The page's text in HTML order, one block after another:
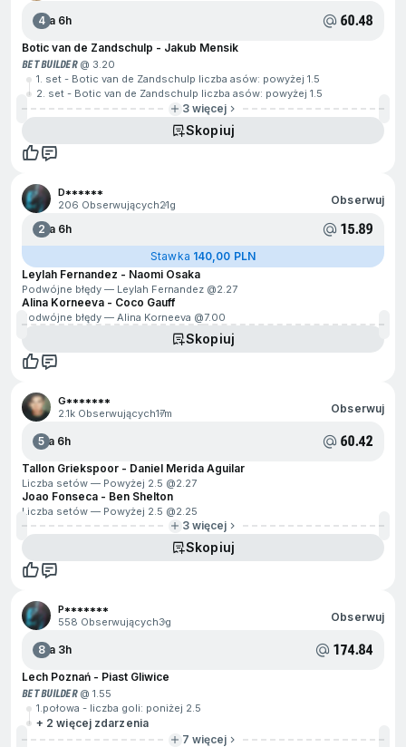
4Za 6h 60.48
Botic van de Zandschulp - Jakub Mensik
BET BUILDER@ 3.20
1. set - Botic van de Zandschulp liczba asów: powyżej 1.5
2. set - Botic van de Zandschulp liczba asów: powyżej 1.5
3 więcej
Skopiuj
D******
206 Obserwujących21g Obserwuj
2Za 6h 15.89
Stawka 140,00 PLN
Leylah Fernandez - Naomi Osaka
Podwójne błędy — Leylah Fernandez @2.27
Alina Korneeva - Coco Gauff
Podwójne błędy — Alina Korneeva @7.00
Skopiuj
G*******
2.1k Obserwujących17m Obserwuj
5Za 6h 60.42
Tallon Griekspoor - Daniel Merida Aguilar
Liczba setów — Powyżej 2.5 @2.27
Joao Fonseca - Ben Shelton
Liczba setów — Powyżej 2.5 @2.25
3 więcej
Skopiuj
P*******
558 Obserwujących3g Obserwuj
8Za 3h 174.84
Lech Poznań - Piast Gliwice
BET BUILDER@ 1.55
1.połowa - liczba goli: poniżej 2.5
+ 2 więcej zdarzenia
7 więcej